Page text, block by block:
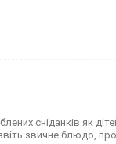
сніданків як
звичне блюдо,